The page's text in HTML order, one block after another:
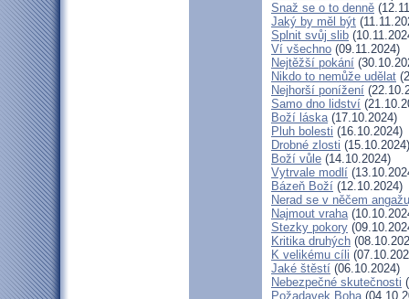
Snaž se o to denně
Jaký by měl být
Splnit svůj slib
Ví všechno (09.11.2024)
Nejtěžší pokání
Nikdo to nemůže udělat
Nejhorší ponížení
Samo dno lidství
Boží láska(17.10.2024)
Pluh bolesti (16.10.2024)
Drobné zlosti (15.10.2024)
Boží vůle (14.10.2024)
Vytrvale modlí
Bázeň Boží (12.10.2024)
Nerad se v něčem
Najmout vraha
Stezky pokory
Kritika druhých
K velikému cíli
Jaké štěstí (06.10.2024)
Nebezpečné skutečnosti
Požadavek Boha